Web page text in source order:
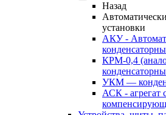
Назад
установки
АКУ -
КРМ-0,4
УКМ —
АСК - агрегат